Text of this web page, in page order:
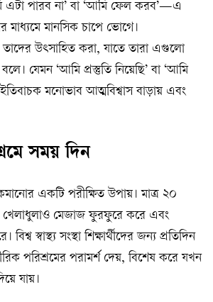
এটা পারব না’ বা ‘আমি ফেল করব’—এ
মাধ্যমে মানসিক চাপে ভোগে।
উৎসাহিত করা, যাতে তারা এগুলো
যেমন ‘আমি প্রস্তুতি নিয়েছি’ বা ‘আমি
মনোভাব আত্মবিশ্বাস বাড়ায় এবং
সময় দিন
একটি পরীক্ষিত উপায়। মাত্র ২০
খেলাধুলাও মেজাজ ফুরফুরে করে এবং
স্বাস্থ্য সংস্থা শিক্ষার্থীদের জন্য প্রতিদিন
পরিশ্রমের পরামর্শ দেয়, বিশেষ করে যখন
যায়।